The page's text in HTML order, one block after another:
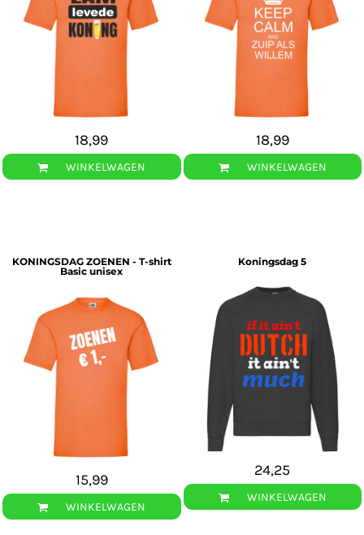
18,99
WINKELWAGEN
18,99
WINKELWAGEN
KONINGSDAG ZOENEN - T-shirt
Basic unisex
15,99
WINKELWAGEN
Koningsdag 5
24,25
WINKELWAGEN